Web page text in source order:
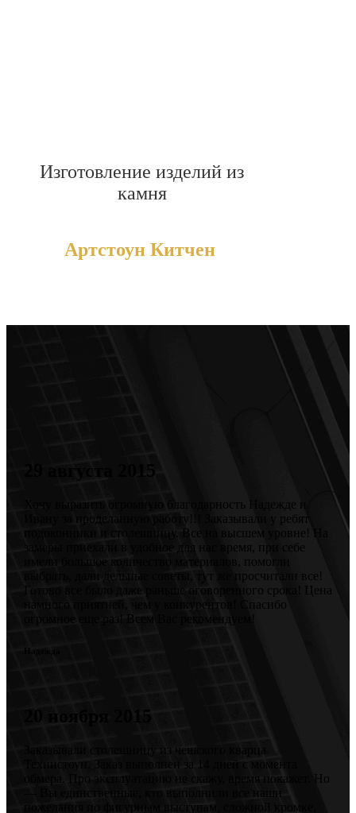
Изготовление изделий из
камня
Артстоун Китчен
29 августа 2015
Хочу выразить огромную благодарность Надежде и
Ивану за проделанную работу!!! Заказывали у ребят
подоконники и столешницу. Все на высшем уровне! На
замеры приехали в удобное для нас время, при себе
имели большое количество материалов, помогли
выбрать, дали дельные советы, тут же просчитали все!
Готово все было даже раньше оговоренного срока! Цена
намного приятней, чем у конкурентов! Спасибо
огромное еще раз! Всем Вас рекомендуем!
Надежда
20 ноября 2015
Заказывали столешницу из чешского кварца
Технистоун. Заказ выполнен за 14 дней с момента
обмера. Про эксплуатацию не скажу, время покажет. Но
— Вы единственные, кто выполнили все наши
пожелания по фигурным выступам, сложной кромке,